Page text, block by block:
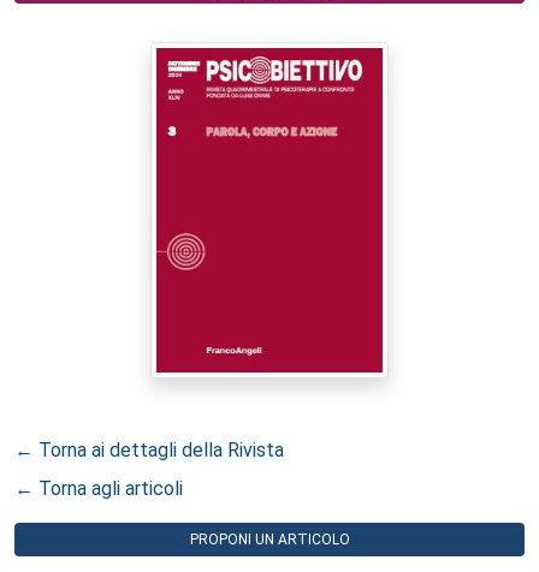
← Torna ai dettagli della Rivista
← Torna agli articoli
PROPONI UN ARTICOLO